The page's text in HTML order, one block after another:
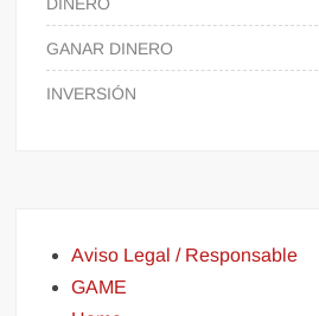
GANAR DINERO
INVERSIÓN
Aviso Legal / Responsable
GAME